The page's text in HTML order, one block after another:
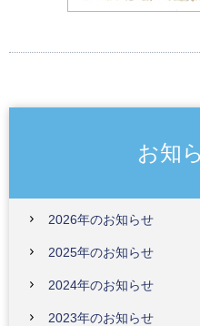
お知
2026年のお知らせ
2025年のお知らせ
2024年のお知らせ
2023年のお知らせ